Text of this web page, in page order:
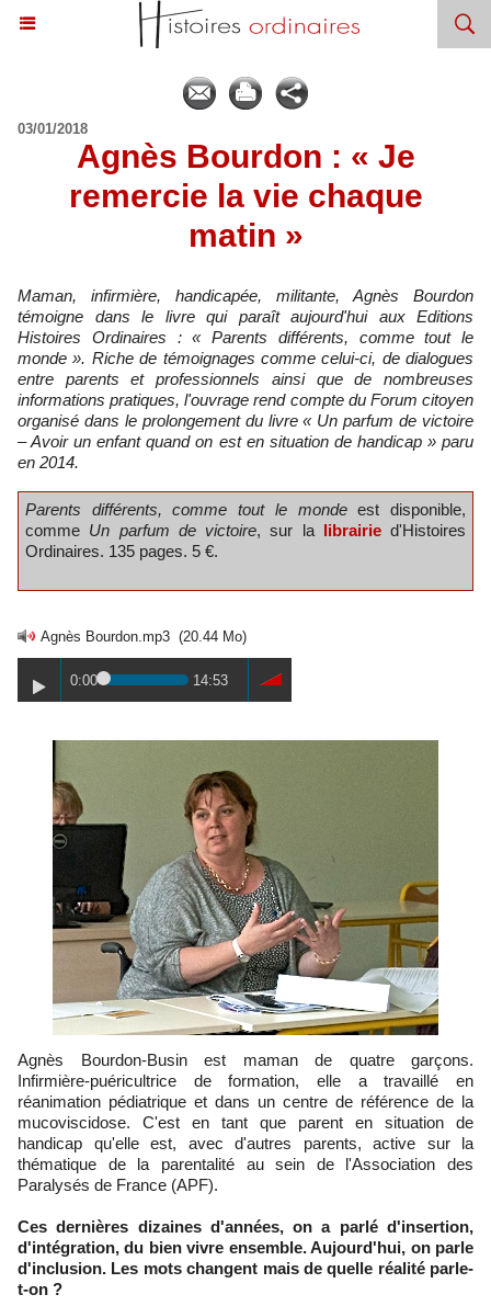
03/01/2018
Agnès Bourdon : « Je
remercie la vie chaque
matin »
Maman, infirmière, handicapée, militante, Agnès Bourdon
témoigne dans le livre qui paraît aujourd'hui aux Editions
Histoires Ordinaires : « Parents différents, comme tout le
monde ». Riche de témoignages comme celui-ci, de dialogues
entre parents et professionnels ainsi que de nombreuses
informations pratiques, l'ouvrage rend compte du Forum citoyen
organisé dans le prolongement du livre « Un parfum de victoire
– Avoir un enfant quand on est en situation de handicap » paru
en 2014.
Parents différents, comme tout le mondeest disponible,
comme Un parfum de victoire, sur la librairied'Histoires
Ordinaires. 135 pages. 5 €.
Agnès Bourdon.mp3 (20.44 Mo)
0:00 14:53
Agnès Bourdon-Busin est maman de quatre garçons.
Infirmière-puéricultrice de formation, elle a travaillé en
réanimation pédiatrique et dans un centre de référence de la
mucoviscidose. C'est en tant que parent en situation de
handicap qu'elle est, avec d'autres parents, active sur la
thématique de la parentalité au sein de l'Association des
Paralysés de France (APF).
Ces dernières dizaines d'années, on a parlé d'insertion,
d'intégration, du bien vivre ensemble. Aujourd'hui, on parle
d'inclusion. Les mots changent mais de quelle réalité parle-
t-on ?